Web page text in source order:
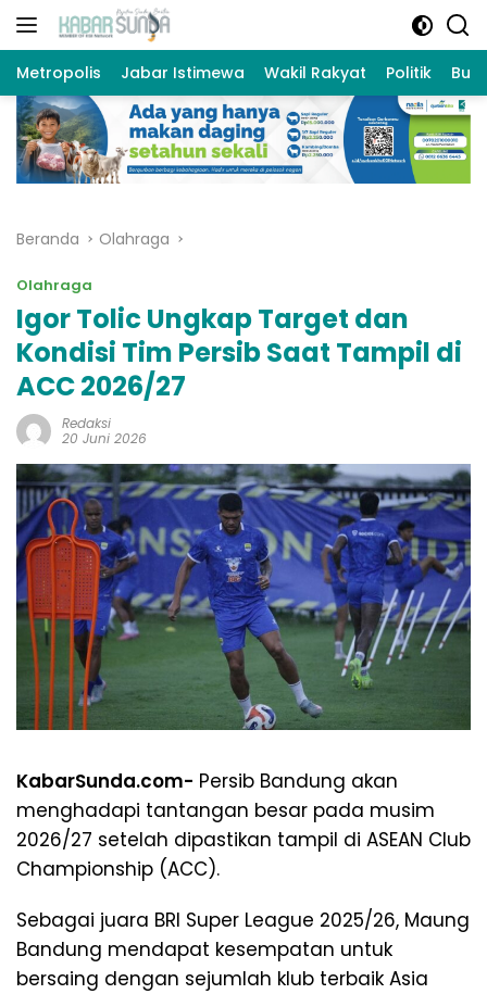
Langsung
Metropolis Jabar Istimewa Wakil Rakyat Politik
Beranda Olahraga
Olahraga
Igor Tolic Ungkap Target dan
Kondisi Tim Persib Saat Tampil di
ACC 2026/27
Redaksi
20 Juni 2026
KabarSunda.com- Persib Bandung akan
menghadapi tantangan besar pada musim
2026/27 setelah dipastikan tampil di ASEAN Club
Championship (ACC).
Sebagai juara BRI Super League 2025/26, Maung
Bandung mendapat kesempatan untuk
bersaing dengan sejumlah klub terbaik Asia